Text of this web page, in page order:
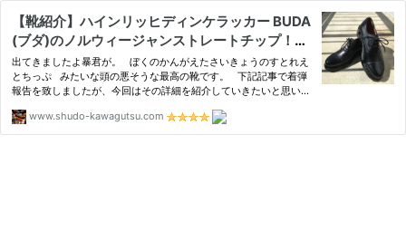
【靴紹介】ハインリッヒディンケラッカー BUDA
(ブダ)のノルウィージャンストレートチップ！フ
ォーマルの皮を被った暴君をレビュー！内羽根ス
トチの固定概念をぶち壊す！ | 首藤革靴出張所
出てきましたよ暴君が。 ぼくのかんがえたさいきょうのすとれえ
とちっぷ みたいな頭の悪そうな最高の靴です。 下記記事で着弾
報告を致しましたが、今回はその詳細を紹介していきたいと思いま
www.shudo-kawagutsu.com